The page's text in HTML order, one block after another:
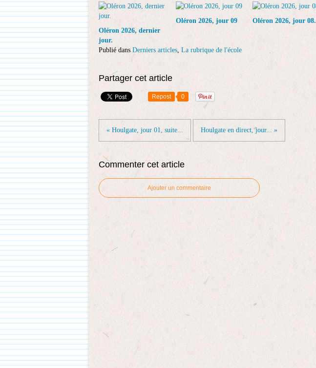
Oléron 2026, dernier
jour.
Oléron 2026, jour 09 Oléron 2026, jour 08.
Publié dans Derniers articles, La rubrique de l'école
Partager cet article
Repost 0
« Houlgate, jour 01, suite... Houlgate en direct, jour... »
Commenter cet article
Ajouter un commentaire